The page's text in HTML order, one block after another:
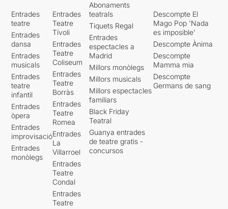
Entrades
teatre
Entrades
dansa
Entrades
musicals
Entrades
teatre
infantil
Entrades
òpera
Entrades
improvisació
Entrades
monòlegs
Entrades
Teatre
Tívoli
Entrades
Teatre
Coliseum
Entrades
Teatre
Borràs
Entrades
Teatre
Romea
Entrades
La
Villarroel
Entrades
Teatre
Condal
Entrades
Teatre
Abonaments
teatrals
Tiquets Regal
Entrades
espectacles a
Madrid
Millors monòlegs
Millors musicals
Millors espectacles
familiars
Black Friday
Teatral
Guanya entrades
de teatre gratis -
concursos
Descompte El
Mago Pop 'Nada
es imposible'
Descompte Ànima
Descompte
Mamma mia
Descompte
Germans de sang